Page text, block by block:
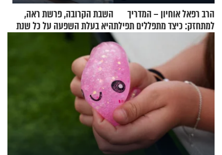
הרב רפאל אוחיון – המדריך
למתחזק: כיצד מתפללים תפילת
שמונה עשרה?
השבת הקרובה, פרשת ראה,
היא בעלת השפעה על כל שנת
תשפ"ז